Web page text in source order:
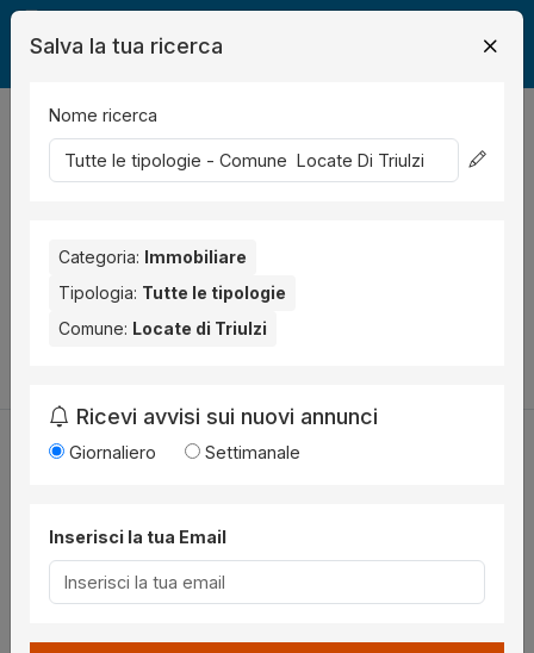
Legalmente Immobili
risultati Ordina per
Nessun risultato per la Provincia selezionata:
Prova a modificare i parametri di ricerca:
Utilità
Chi siamo
Disclaimer
News
Salva la tua ricerca
Nome ricerca
Categoria: Immobiliare
Tipologia: Tutte le tipologie
Comune: Locate di Triulzi
Ricevi avvisi sui nuovi annunci
Giornaliero Settimanale
Inserisci la tua Email